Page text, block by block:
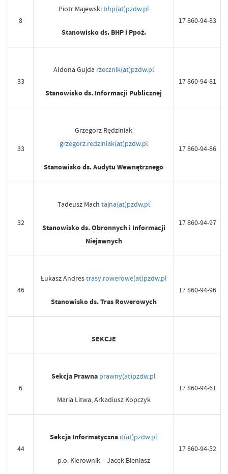
8
Piotr Majewski bhp(at)pzdw.pl
Stanowisko ds. BHP i Ppoż.
17 860-94-83
33
Aldona Gujda rzecznik(at)pzdw.pl
Stanowisko ds. Informacji Publicznej
17 860-94-81
33
Grzegorz Rędziniak
grzegorz.redziniak(at)pzdw.pl
Stanowisko ds. Audytu Wewnętrznego
17 860-94-86
32
Tadeusz Mach tajna(at)pzdw.pl
Stanowisko ds. Obronnych i Informacji
Niejawnych
17 860-94-97
46
Łukasz Andrestrasy.rowerowe(at)pzdw.pl
Stanowisko ds. Tras Rowerowych
17 860-94-96
SEKCJE
6
Sekcja Prawna prawny(at)pzdw.pl
Maria Litwa, Arkadiusz Kopczyk
17 860-94-61
44
Sekcja Informatyczna it(at)pzdw.pl
p.o. Kierownik – Jacek Bieniasz
17 860-94-52